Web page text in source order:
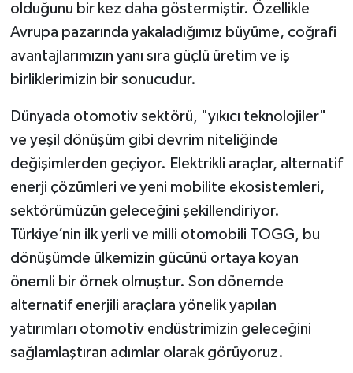
olduğunu bir kez daha göstermiştir. Özellikle
Avrupa pazarında yakaladığımız büyüme, coğrafi
avantajlarımızın yanı sıra güçlü üretim ve iş
birliklerimizin bir sonucudur.
Dünyada otomotiv sektörü, "yıkıcı teknolojiler"
ve yeşil dönüşüm gibi devrim niteliğinde
değişimlerden geçiyor. Elektrikli araçlar, alternatif
enerji çözümleri ve yeni mobilite ekosistemleri,
sektörümüzün geleceğini şekillendiriyor.
Türkiye’nin ilk yerli ve milli otomobili TOGG, bu
dönüşümde ülkemizin gücünü ortaya koyan
önemli bir örnek olmuştur. Son dönemde
alternatif enerjili araçlara yönelik yapılan
yatırımları otomotiv endüstrimizin geleceğini
sağlamlaştıran adımlar olarak görüyoruz.